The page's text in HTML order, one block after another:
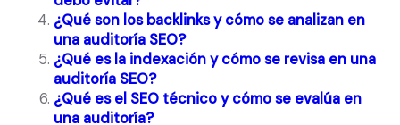
¿Qué son los backlinks y cómo se analizan en
una auditoría SEO?
¿Qué es la indexación y cómo se revisa en una
auditoría SEO?
¿Qué es el SEO técnico y cómo se evalúa en
una auditoría?